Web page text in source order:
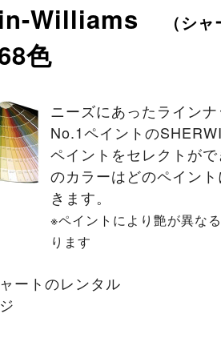
Williams
（シ
色
ニーズにあったライン
No.1ペイントの
ペイントをセレクトが
のカラーはどのペイン
きます。
※ペイントにより艶が異な
ります
ートのレンタル